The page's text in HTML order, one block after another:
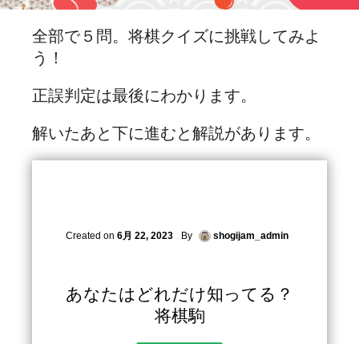
全部で５問。将棋クイズに挑戦してみよ
う！
正誤判定は最後にわかります。
解いたあと下に進むと解説があります。
Created on 6月 22, 2023 By shogijam_admin
あなたはどれだけ知ってる？
将棋駒